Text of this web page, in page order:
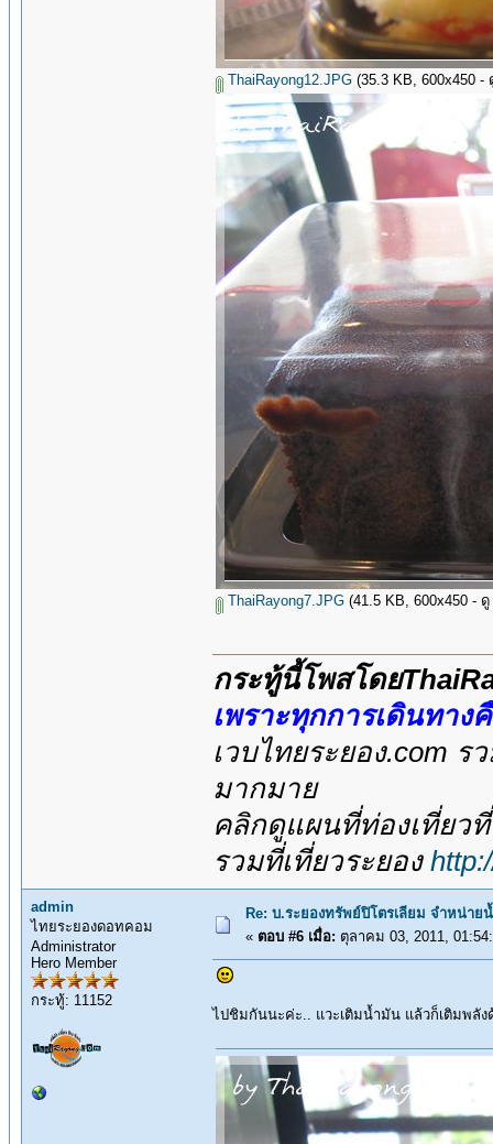
ThaiRayong12.JPG (35.3 KB, 600x450 -
ThaiRayong7.JPG (41.5 KB, 600x450 -
กระทู้นี้โพสโดย
เพราะทุกการเดินทาง
เวบไทยระยอง.com
มากมาย
คลิกดูแผนที่ท่องเที่ยว
รวมที่เที่ยวระยอง
admin
ไทยระยองดอทคอม
Administrator
Hero Member
กระทู้: 11152
Re: บ.ระยองทรัพย์ปิโตรเลียม จำหน่าย
« ตอบ #6 เมื่อ: ตุลาคม 03, 2011,
ไปชิมกันนะค่ะ.. แวะเติมน้ำมัน แล้วก็เติมพลั